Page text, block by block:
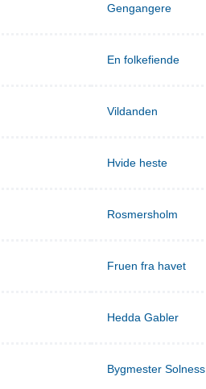
Gengangere
En folkefiende
Vildanden
Hvide heste
Rosmersholm
Fruen fra havet
Hedda Gabler
Bygmester Solness